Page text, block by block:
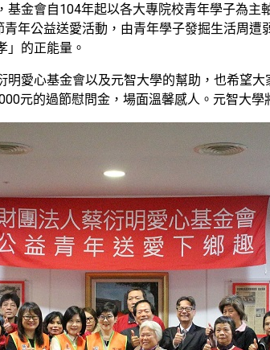
基金會自104年起以各大專院校青年學子為
年公益送愛活動，由青年學子發掘生活周
」的正能量。
明愛心基金會以及元智大學的幫助，也希望
元的過節慰問金，場面溫馨感人。元智大